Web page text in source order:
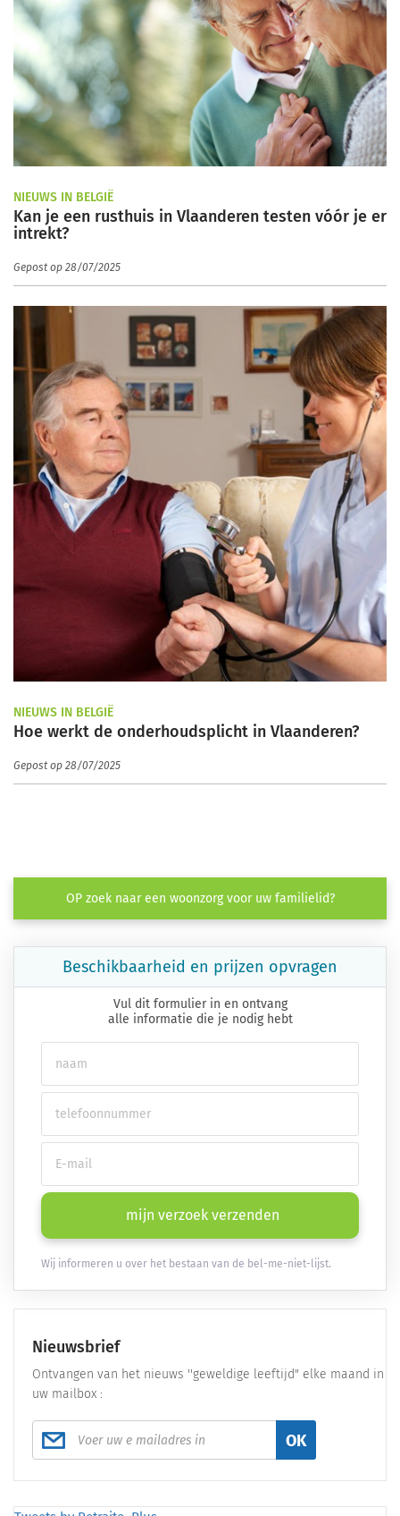
NIEUWS IN BELGIË
Kan je een rusthuis in Vlaanderen testen vóór je er
intrekt?
Gepost op 28/07/2025
NIEUWS IN BELGIË
Hoe werkt de onderhoudsplicht in Vlaanderen?
Gepost op 28/07/2025
OP zoek naar een woonzorg voor uw familielid?
Beschikbaarheid en prijzen opvragen
Vul dit formulier in en ontvang
alle informatie die je nodig hebt
mijn verzoek verzenden
Wij informeren u over het bestaan van de bel-me-niet-lijst.
Nieuwsbrief
Ontvangen van het nieuws ''geweldige leeftijd" elke maand in
uw mailbox :
OK